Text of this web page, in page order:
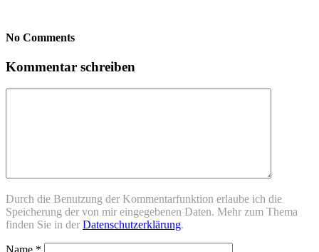
No Comments
Kommentar schreiben
Durch die Benutzung der Kommentarfunktion erlaube ich die
Speicherung der von mir eingegebenen Daten. Mehr zum Thema
finden Sie in der Datenschutzerklärung.
Name *